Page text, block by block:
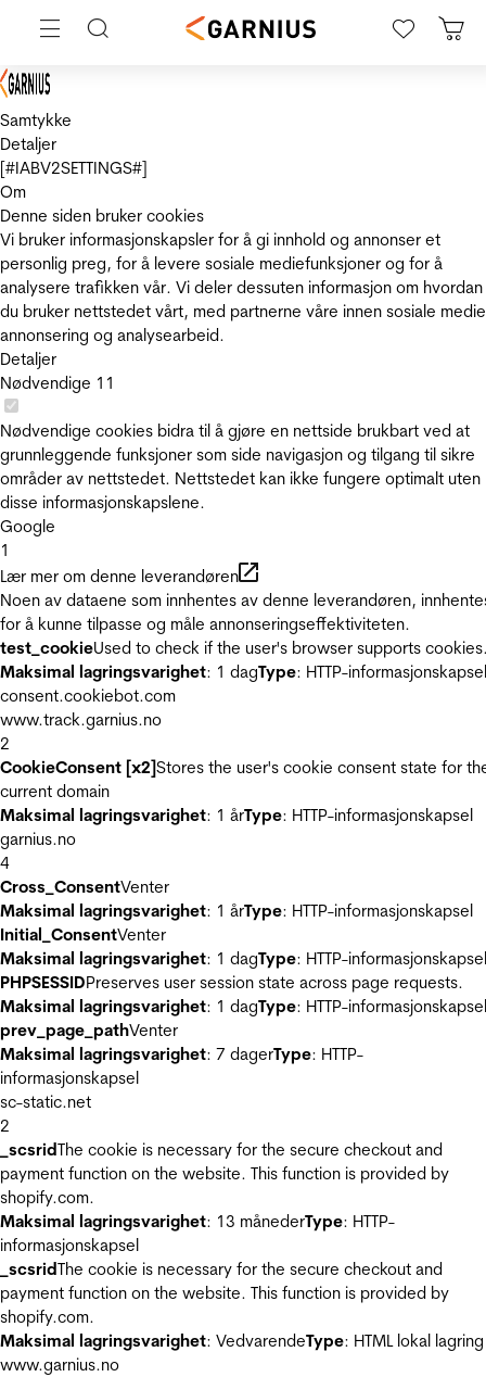
Samtykke
Detaljer
[#IABV2SETTINGS#]
Om
Denne siden bruker cookies
Vi bruker informasjonskapsler for å gi innhold og annonser et
personlig preg, for å levere sosiale mediefunksjoner og for å
analysere trafikken vår. Vi deler dessuten informasjon om hvordan
du bruker nettstedet vårt, med partnerne våre innen sosiale
annonsering og analysearbeid.
Detaljer
Nødvendige 11
Nødvendige cookies bidra til å gjøre en nettside brukbart ved at
grunnleggende funksjoner som side navigasjon og tilgang til sikre
områder av nettstedet. Nettstedet kan ikke fungere optimalt uten
disse informasjonskapslene.
Google
1
Lær mer om denne leverandøren
Noen av dataene som innhentes av denne leverandøren,
for å kunne tilpasse og måle annonseringseffektiviteten.
test_cookieUsed to check if the user's browser supports
Maksimal lagringsvarighet: 1 dagType: HTTP-informasjonskapsel
consent.cookiebot.com
www.track.garnius.no
2
CookieConsent [x2]Stores the user's cookie consent state for
current domain
Maksimal lagringsvarighet: 1 årType: HTTP-informasjonskapsel
garnius.no
4
Cross_ConsentVenter
Maksimal lagringsvarighet: 1 årType: HTTP-informasjonskapsel
Initial_ConsentVenter
Maksimal lagringsvarighet: 1 dagType: HTTP-informasjonskapsel
PHPSESSIDPreserves user session state across page requests.
Maksimal lagringsvarighet: 1 dagType: HTTP-informasjonskapsel
prev_page_pathVenter
Maksimal lagringsvarighet: 7 dagerType: HTTP-
informasjonskapsel
sc-static.net
2
_scsridThe cookie is necessary for the secure checkout and
payment function on the website. This function is provided by
shopify.com.
Maksimal lagringsvarighet: 13 månederType: HTTP-
informasjonskapsel
_scsridThe cookie is necessary for the secure checkout and
payment function on the website. This function is provided by
shopify.com.
Maksimal lagringsvarighet: VedvarendeType: HTML lokal lagring
www.garnius.no